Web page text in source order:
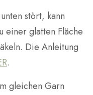
stört, kann
einer glatten Fläche
Die Anleitung
.
gleichen Garn